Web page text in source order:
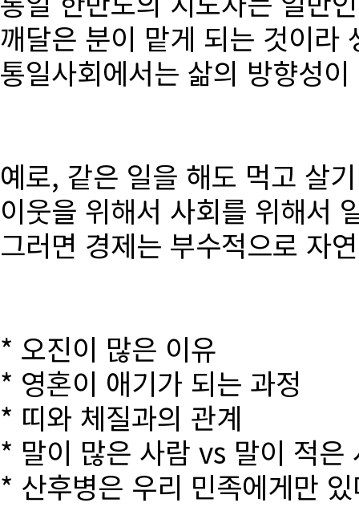
깨달은 분이 맡게 되는 것이라
통일사회에서는 삶의 방향성
예로, 같은 일을 해도 먹고 살
이웃을 위해서 사회를 위해서
그러면 경제는 부수적으로 자
* 오진이 많은 이유
* 영혼이 애기가 되는 과정
* 띠와 체질과의 관계
* 말이 많은 사람 vs 말이 적은
* 산후병은 우리 민족에게만